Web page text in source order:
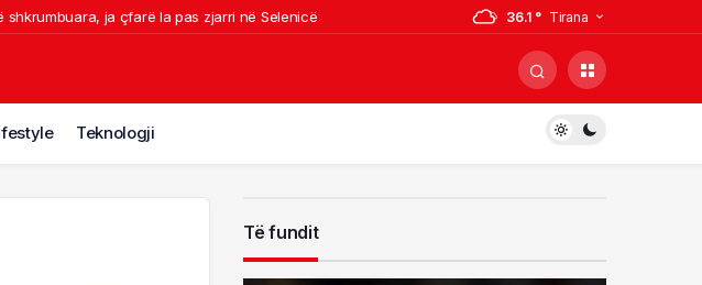
shkrumbuara, ja çfarë la pas zjarri në Selenicë
36.1 ° Tirana
Teknologji
Të fundit